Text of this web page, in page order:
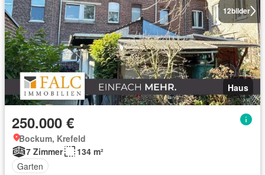
12bilder
Haus
250.000 €
Bockum, Krefeld
7 Zimmer
134 m²
Garten